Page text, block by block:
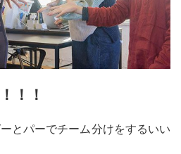
！！
とパーでチーム分けをするいい